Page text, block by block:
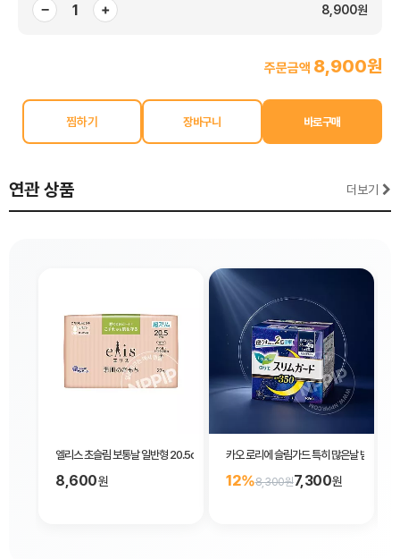
− + 8,900원
주문금액 8,900원
찜하기
연관 상품 더보기
엘리스 초슬림 보통날 일반형 20.5cm 27개매입
8,600원
카오 로리에 슬림가드 특히 많은날 밤용
12%8,300원7,300원